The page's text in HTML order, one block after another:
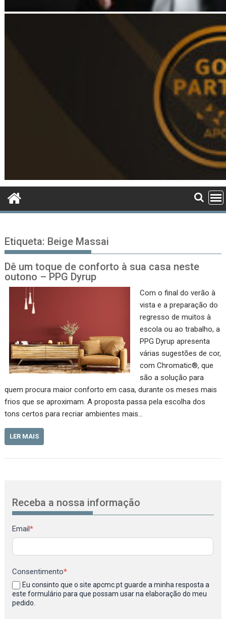
Etiqueta: Beige Massai
Dê um toque de conforto à sua casa neste
outono – PPG Dyrup
Com o final do verão à
vista e a preparação do
regresso de muitos à
escola ou ao trabalho, a
PPG Dyrup apresenta
várias sugestões de cor,
com Chromatic®, que
são a solução para
quem procura maior conforto em casa, durante os meses mais
frios que se aproximam. A proposta passa pela escolha dos
tons certos para recriar ambientes mais…
LER MAIS
Receba a nossa informação
Newsletter
Email*
Consentimento*
Eu consinto que o site apcmc.pt guarde a minha resposta a
este formulário para que possam usar na elaboração do meu
pedido.